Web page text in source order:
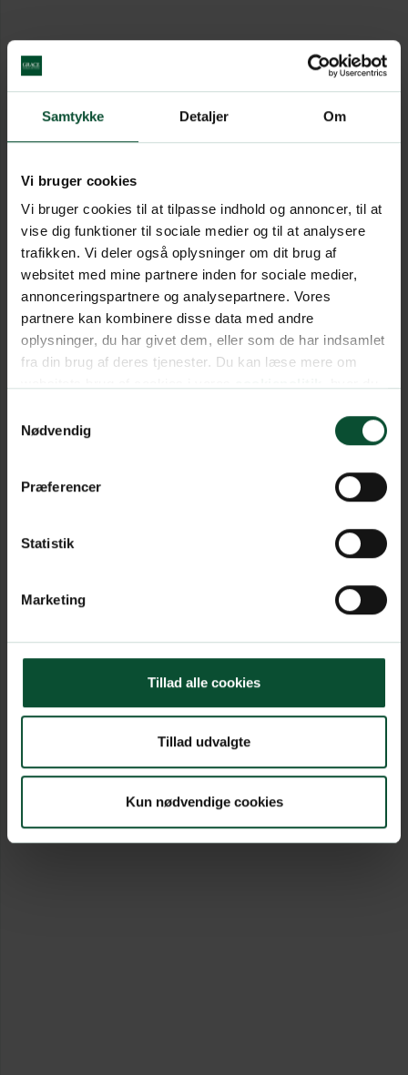
Samtykke Detaljer Om
Vi bruger cookies
Vi bruger cookies til at tilpasse indhold og annoncer, til at
vise dig funktioner til sociale medier og til at analysere
trafikken. Vi deler også oplysninger om dit brug af
websitet med mine partnere inden for sociale medier,
annonceringspartnere og analysepartnere. Vores
partnere kan kombinere disse data med andre
oplysninger, du har givet dem, eller som de har indsamlet
fra din brug af deres tjenester. Du kan læse mere om
Nødvendig
Præferencer
Statistik
Marketing
Tillad alle cookies
Tillad udvalgte
Kun nødvendige cookies